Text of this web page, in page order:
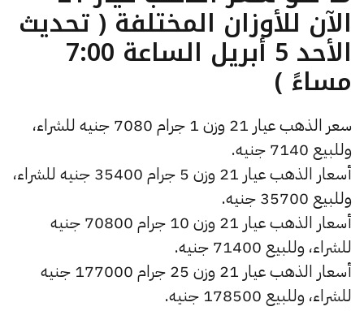
الآن للأوزان المختلفة ( تحديث
الأحد 5 أبريل الساعة 7:00
مساءً )
سعر الذهب عيار 21 وزن 1 جرام 7080 جنيه للشراء،
وللبيع 7140 جنيه.
أسعار الذهب عيار 21 وزن 5 جرام 35400 جنيه للشراء،
وللبيع 35700 جنيه.
أسعار الذهب عيار 21 وزن 10 جرام 70800 جنيه
للشراء، وللبيع 71400 جنيه.
أسعار الذهب عيار 21 وزن 25 جرام 177000 جنيه
للشراء، وللبيع 178500 جنيه.